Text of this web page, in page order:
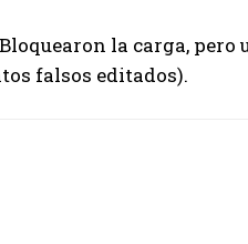
Bloquearon la carga, pero
falsos editados).